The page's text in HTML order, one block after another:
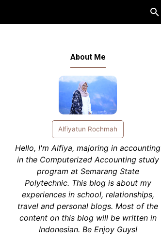
About Me
Alfiyatun Rochmah
Hello, I'm Alfiya, majoring in accounting
in the Computerized Accounting study
program at Semarang State
Polytechnic. This blog is about my
experiences in school, relationships,
travel and personal blogs. Most of the
content on this blog will be written in
Indonesian. Be Enjoy Guys!